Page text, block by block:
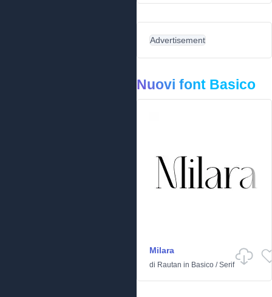
Advertisement
Nuovi font Basico
Milara
di Rautan in Basico /Serif